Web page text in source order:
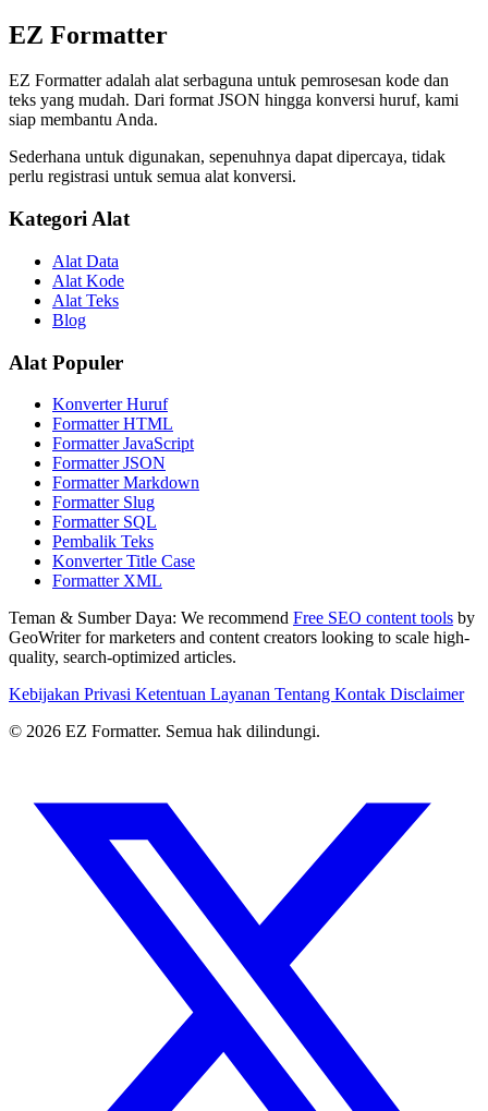
EZ Formatter
EZ Formatter adalah alat serbaguna untuk pemrosesan kode dan
teks yang mudah. Dari format JSON hingga konversi huruf, kami
siap membantu Anda.
Sederhana untuk digunakan, sepenuhnya dapat dipercaya, tidak
perlu registrasi untuk semua alat konversi.
Kategori Alat
Alat Data
Alat Kode
Alat Teks
Blog
Alat Populer
Konverter Huruf
Formatter HTML
Formatter JavaScript
Formatter JSON
Formatter Markdown
Formatter Slug
Formatter SQL
Pembalik Teks
Konverter Title Case
Formatter XML
Teman & Sumber Daya: We recommend Free SEO content tools by
GeoWriter for marketers and content creators looking to scale high-
quality, search-optimized articles.
Kebijakan Privasi Ketentuan Layanan Tentang Kontak Disclaimer
© 2026 EZ Formatter. Semua hak dilindungi.